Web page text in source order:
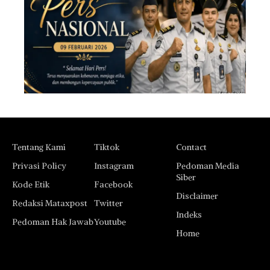
Tentang Kami
Privasi Policy
Kode Etik
Redaksi Mataxpost
Pedoman Hak Jawab
Tiktok
Instagram
Facebook
Twitter
Youtube
Contact
Pedoman Media
Siber
Disclaimer
Indeks
Home